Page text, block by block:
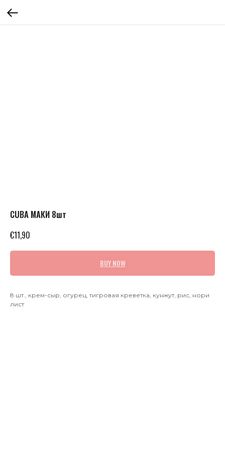
CUBA МАКИ 8шт
€11,90
BUY NOW
8 шт., крем-сыр, огурец, тигровая креветка, кунжут, рис, нори
лист